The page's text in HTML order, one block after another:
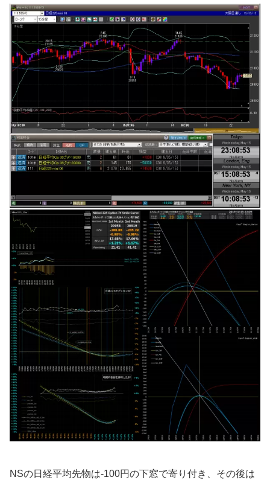
NSの日経平均先物は-100円の下窓で寄り付き、その後は